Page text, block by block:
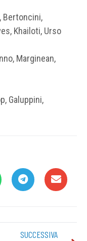
Bertoncini,
Khailoti, Urso
Marginean,
Galuppini,
SUCCESSIVA